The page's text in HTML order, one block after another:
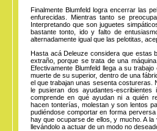
Finalmente Blumfeld logra encerrar las
enfurecidas. Mientras tanto se
Interpretando que son juguetes
bastante tonto, ido y falto de
alternadamente igual que las pelotitas,
Hasta acá Deleuze considera que estas
extraño, porque se trata de una
Efectivamente Blumfeld llega a su
muerte de su superior, dentro de una
el que trabajan unas sesenta costureras.
le pusieran dos ayudantes-
comprende en qué ayudan ni a quién
hacen tonterías, molestan y son lentos
pudiéndose comportar en forma
hay que ocuparse de ellos, y mucho. A
llevándolo a actuar de un modo no